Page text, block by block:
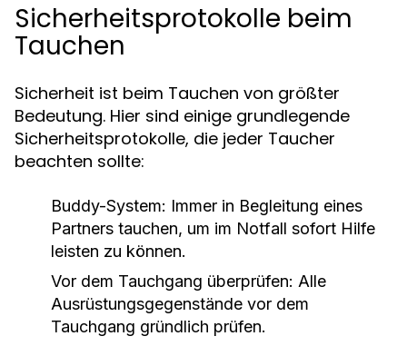
Sicherheitsprotokolle beim
Tauchen
Sicherheit ist beim Tauchen von größter
Bedeutung. Hier sind einige grundlegende
Sicherheitsprotokolle, die jeder Taucher
beachten sollte:
Buddy-System: Immer in Begleitung eines
Partners tauchen, um im Notfall sofort Hilfe
leisten zu können.
Vor dem Tauchgang überprüfen: Alle
Ausrüstungsgegenstände vor dem
Tauchgang gründlich prüfen.